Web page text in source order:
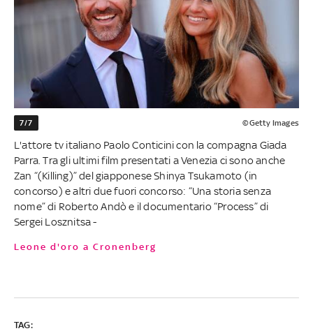
7/7 ©Getty Images
L'attore tv italiano Paolo Conticini con la compagna Giada
Parra. Tra gli ultimi film presentati a Venezia ci sono anche
Zan “(Killing)” del giapponese Shinya Tsukamoto (in
concorso) e altri due fuori concorso: “Una storia senza
nome” di Roberto Andò e il documentario “Process” di
Sergei Losznitsa -
Leone d'oro a Cronenberg
TAG: